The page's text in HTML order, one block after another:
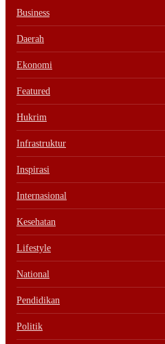
Business
Daerah
Ekonomi
Featured
Hukrim
Infrastruktur
Inspirasi
Internasional
Kesehatan
Lifestyle
National
Pendidikan
Politik